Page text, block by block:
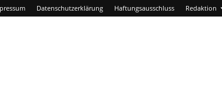
Datenschutzerklärung Haftungsausschluss Redaktion